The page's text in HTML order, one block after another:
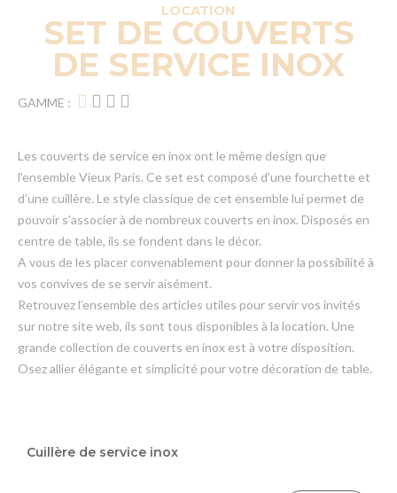
LOCATION
SET DE COUVERTS
DE SERVICE INOX
GAMME :
Les couverts de service en inox ont le même design que
l'ensemble Vieux Paris. Ce set est composé d’une fourchette et
d’une cuillère. Le style classique de cet ensemble lui permet de
pouvoir s’associer à de nombreux couverts en inox. Disposés en
centre de table, ils se fondent dans le décor.
A vous de les placer convenablement pour donner la possibilité à
vos convives de se servir aisément.
Retrouvez l’ensemble des articles utiles pour servir vos invités
sur notre site web, ils sont tous disponibles à la location. Une
grande collection de couverts en inox est à votre disposition.
Osez allier élégante et simplicité pour votre décoration de table.
duCuillère de service inox